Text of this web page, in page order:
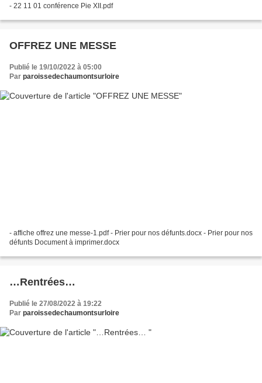
- 22 11 01 conférence Pie XII.pdf
OFFREZ UNE MESSE
Publié le 19/10/2022 à 05:00
Par paroissedechaumontsurloire
- affiche offrez une messe-1.pdf - Prier pour nos défunts.docx - Prier pour nos
défunts Document à imprimer.docx
…Rentrées…
Publié le 27/08/2022 à 19:22
Par paroissedechaumontsurloire